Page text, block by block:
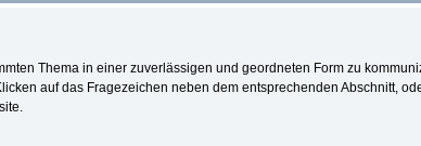
Thema in einer zuverlässigen und geordneten Form zu
auf das Fragezeichen neben dem entsprechenden Abschnitt,